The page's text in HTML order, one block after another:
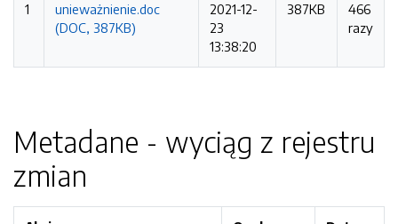
1
unieważnienie.doc
(DOC, 387KB)
2021-12-
23
13:38:20
387KB
466
razy
Metadane - wyciąg z rejestru
zmian